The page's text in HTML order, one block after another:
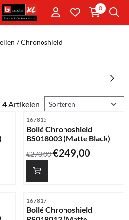
gesloten. 0
/ Chronoshield
4 Artikelen Sorteermethode
Artikelnummer
167815
Bollé Chronoshield
BS018003 (Matte Black)
Van 270,00 voor 249,00
€270,00€249,00
Artikelnummer
167817
Bollé Chronoshield